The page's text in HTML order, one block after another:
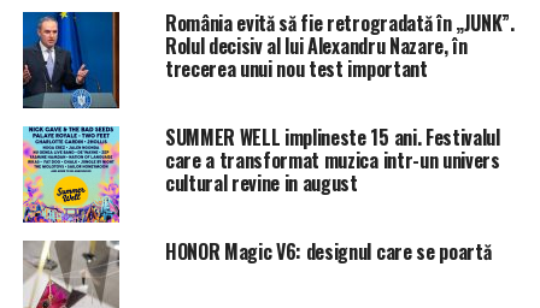
să facă dovada unor venituri. Dacă solicitantul are
venituri poate constitui un avantaj, însă regulile se
aplică şi celor care vin cu un girant codebitor, cu
condiţia ca acesta din urmă să locuiască în aceeaşi casă
cu solicitantul.
Nu e totul atât de simplu: “ Mi s-a spus că programul
e la început şi lucurile nu sunt, încă,puse la punct”
România evită să fie retrogradată în „JUNK”.
Rolul decisiv al lui Alexandru Nazare, în
trecerea unui nou test important
SUMMER WELL implineste 15 ani. Festivalul
care a transformat muzica intr-un univers
cultural revine in august
HONOR Magic V6: designul care se poartă